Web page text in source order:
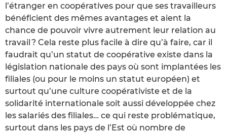
l’étranger en coopératives pour que ses travailleurs
bénéficient des mêmes avantages et aient la
chance de pouvoir vivre autrement leur relation au
travail ? Cela reste plus facile à dire qu’à faire, car il
faudrait qu’un statut de coopérative existe dans la
législation nationale des pays où sont implantées les
filiales (ou pour le moins un statut européen) et
surtout qu’une culture coopérativiste et de la
solidarité internationale soit aussi développée chez
les salariés des filiales… ce qui reste problématique,
surtout dans les pays de l’Est où nombre de